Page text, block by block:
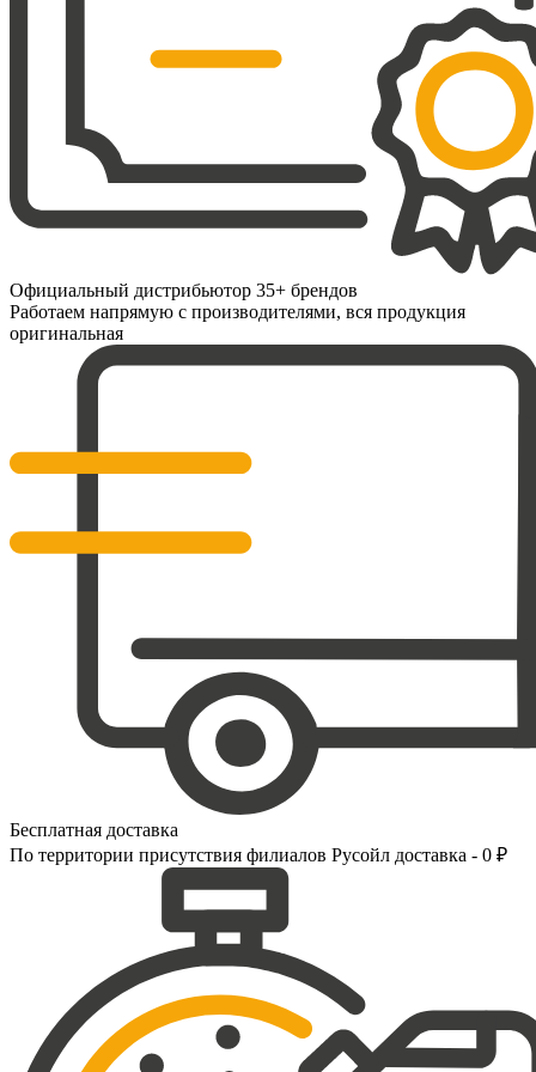
Официальный дистрибьютор 35+ брендов
Работаем напрямую с производителями, вся продукция
оригинальная
Бесплатная доставка
По территории присутствия филиалов Русойл доставка - 0 ₽